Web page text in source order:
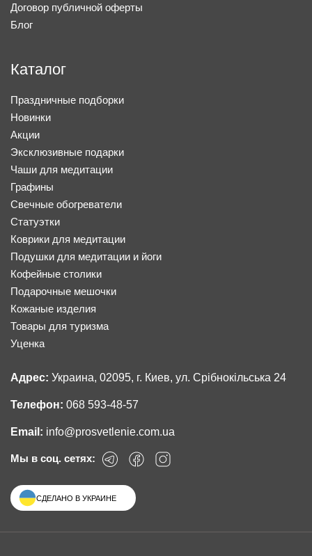
Договор публичной оферты
Блог
Каталог
Праздничные подборки
Новинки
Акции
Эксклюзивные подарки
Чаши для медитации
Графины
Свечные обогреватели
Статуэтки
Коврики для медитации
Подушки для медитации и йоги
Кофейные столики
Подарочные мешочки
Кожаные изделия
Товары для туризма
Уценка
Адрес: Украина, 02095, г. Киев, ул. Срібнокільська 24
Телефон: 068 593-48-57
Email: info@prosvetlenie.com.ua
Мы в соц. сетях:
СДЕЛАНО В УКРАИНЕ